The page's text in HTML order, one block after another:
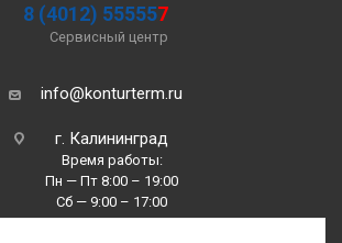
8 (4012) 555557
Сервисный центр
info@konturterm.ru
г. Калининград
Время работы:
Пн — Пт 8:00 – 19:00
Сб — 9:00 – 17:00
Вс —10:00 – 16:00